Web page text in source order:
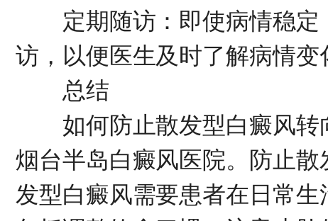
定期随访：即使病情稳定
访，以便医生及时了解病情变
总结
如何防止散发型白癜风转
烟台半岛白癜风医院。防止散
发型白癜风需要患者在日常生